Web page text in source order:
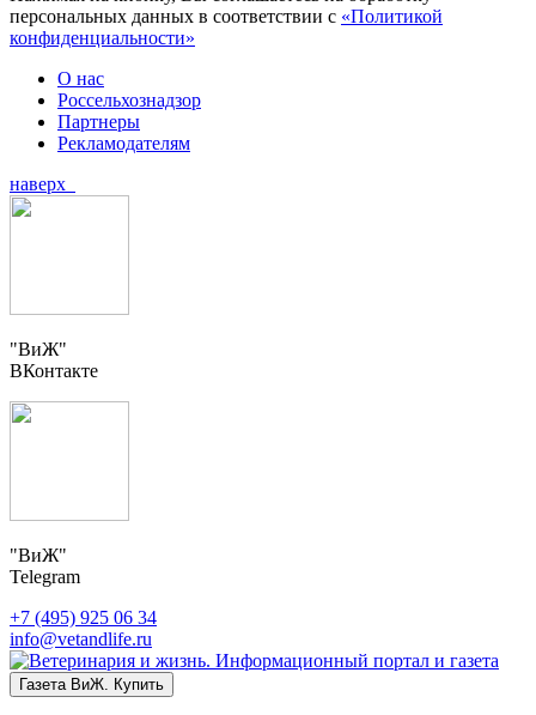
персональных данных в соответствии с «Политикой
конфиденциальности»
О нас
Россельхознадзор
Партнеры
Рекламодателям
наверх
"ВиЖ"
ВКонтакте
"ВиЖ"
Telegram
+7 (495) 925 06 34
info@vetandlife.ru
Газета ВиЖ. Купить